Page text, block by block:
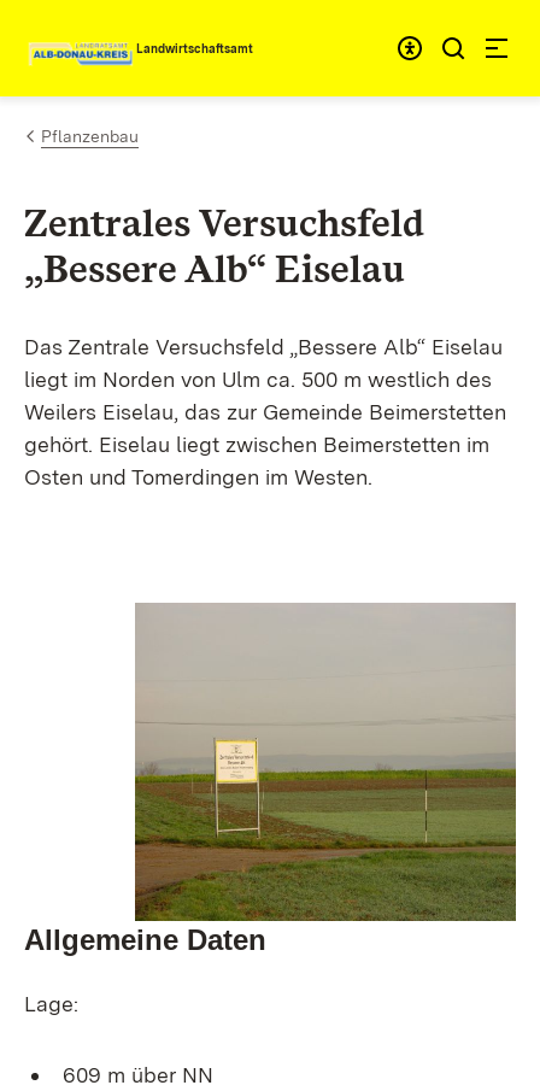
Zum Inhalt springen
Landwirtschaftsamt
Pflanzenbau
Zentrales Versuchsfeld
„Bessere Alb“ Eiselau
Das Zentrale Versuchsfeld „Bessere Alb“ Eiselau
liegt im Norden von Ulm ca. 500 m westlich des
Weilers Eiselau, das zur Gemeinde Beimerstetten
gehört. Eiselau liegt zwischen Beimerstetten im
Osten und Tomerdingen im Westen.
Allgemeine Daten
Lage:
609 m über NN